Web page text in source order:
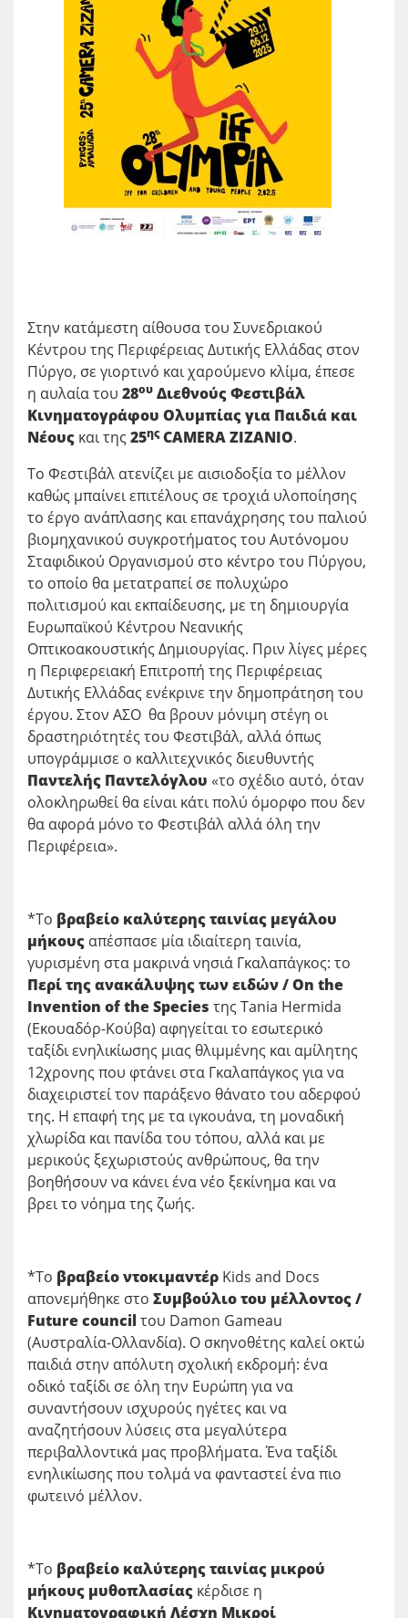
Στην κατάμεστη αίθουσα του Συνεδριακού
Κέντρου της Περιφέρειας Δυτικής Ελλάδας στον
Πύργο, σε γιορτινό και χαρούμενο κλίμα, έπεσε
η αυλαία του 28ου Διεθνούς Φεστιβάλ
Κινηματογράφου Ολυμπίας για Παιδιά και
Νέους και της 25ης CAMERAZIZANIO.
Το Φεστιβάλ ατενίζει με αισιοδοξία το μέλλον
καθώς μπαίνει επιτέλους σε τροχιά υλοποίησης
το έργο ανάπλασης και επανάχρησης του παλιού
βιομηχανικού συγκροτήματος του Αυτόνομου
Σταφιδικού Οργανισμού στο κέντρο του Πύργου,
το οποίο θα μετατραπεί σε πολυχώρο
πολιτισμού και εκπαίδευσης, με τη δημιουργία
Ευρωπαϊκού Κέντρου Νεανικής
Οπτικοακουστικής Δημιουργίας. Πριν λίγες μέρες
η Περιφερειακή Επιτροπή της Περιφέρειας
Δυτικής Ελλάδας ενέκρινε την δημοπράτηση του
έργου. Στον ΑΣΟ θα βρουν μόνιμη στέγη οι
δραστηριότητές του Φεστιβάλ, αλλά όπως
υπογράμμισε ο καλλιτεχνικός διευθυντής
Παντελής Παντελόγλου «το σχέδιο αυτό, όταν
ολοκληρωθεί θα είναι κάτι πολύ όμορφο που δεν
θα αφορά μόνο το Φεστιβάλ αλλά όλη την
Περιφέρεια».
*Το βραβείο καλύτερης ταινίας μεγάλου
μήκους απέσπασε μία ιδιαίτερη ταινία,
γυρισμένη στα μακρινά νησιά Γκαλαπάγκος: το
Περί της ανακάλυψης των ειδών / On the
Invention of the Species της Tania Hermida
(Εκουαδόρ-Κούβα) αφηγείται το εσωτερικό
ταξίδι ενηλικίωσης μιας θλιμμένης και αμίλητης
12χρονης που φτάνει στα Γκαλαπάγκος για να
διαχειριστεί τον παράξενο θάνατο του αδερφού
της. Η επαφή της με τα ιγκουάνα, τη μοναδική
χλωρίδα και πανίδα του τόπου, αλλά και με
μερικούς ξεχωριστούς ανθρώπους, θα την
βοηθήσουν να κάνει ένα νέο ξεκίνημα και να
βρει το νόημα της ζωής.
*Το βραβείο ντοκιμαντέρ Kids and Docs
απονεμήθηκε στο Συμβούλιο του μέλλοντος /
Future council του Damon Gameau
(Αυστραλία-Ολλανδία). Ο σκηνοθέτης καλεί οκτώ
παιδιά στην απόλυτη σχολική εκδρομή: ένα
οδικό ταξίδι σε όλη την Ευρώπη για να
συναντήσουν ισχυρούς ηγέτες και να
αναζητήσουν λύσεις στα μεγαλύτερα
περιβαλλοντικά μας προβλήματα. Ένα ταξίδι
ενηλικίωσης που τολμά να φανταστεί ένα πιο
φωτεινό μέλλον.
*Το βραβείο καλύτερης ταινίας μικρού
μήκους μυθοπλασίας κέρδισε η
Κινηματογραφική Λέσχη Μικροί